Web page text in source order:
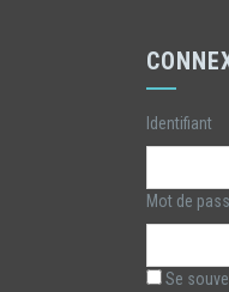
Identifiant
Mot de
Se